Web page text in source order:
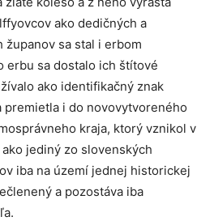
ako dedičných a
županov sa stal i erbom
erbu sa dostalo ich štítové
ako identifikačný znak
premietla i do novovytvoreného
kraja, ktorý vznikol v
jediný zo slovenských
iba na území jednej historickej
a pozostáva iba